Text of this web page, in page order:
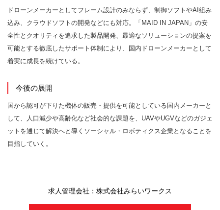
ドローンメーカーとしてフレーム設計のみならず、制御ソフトやAI組み
込み、クラウドソフトの開発などにも対応。「MAID IN JAPAN」の安
全性とクオリティを追求した製品開発、最適なソリューションの提案を
可能とする徹底したサポート体制により、国内ドローンメーカーとして
着実に成長を続けている。
今後の展開
国から認可が下りた機体の販売・提供を可能としている国内メーカーと
して、人口減少や高齢化など社会的な課題を、UAVやUGVなどのガジェ
ットを通じて解決へと導くソーシャル・ロボティクス企業となることを
目指していく。
求人管理会社：株式会社みらいワークス